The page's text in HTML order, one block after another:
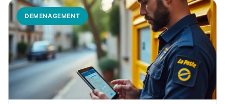
DEMENAGEMENT